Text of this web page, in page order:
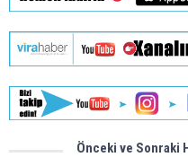
Önceki ve Sonraki